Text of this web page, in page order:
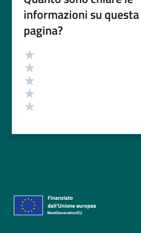
informazioni su questa
pagina?
Valutazione